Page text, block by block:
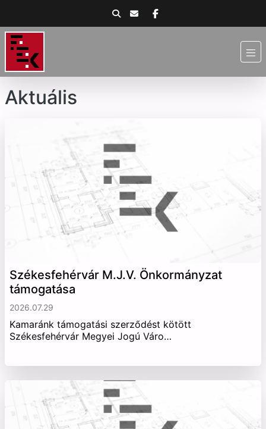
Aktuális
Székesfehérvár M.J.V. Önkormányzat
támogatása
2026.07.29
Kamaránk támogatási szerződést kötött
Székesfehérvár Megyei Jogú Váro…